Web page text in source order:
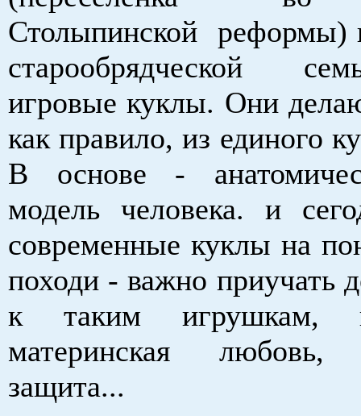
Столыпинской реформы)
старообрядческой
игровые куклы. Они
как правило, из единого
В основе -
модель человека. и
современные куклы на
походи - важно приучать
к таким игрушкам,
материнская
защита...